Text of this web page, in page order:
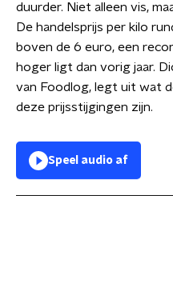
duurder. Niet alleen vis,
De handelsprijs per kilo
boven de 6 euro, een
hoger ligt dan vorig jaar.
van Foodlog, legt uit wat
deze prijsstijgingen zijn.
Speel audio af